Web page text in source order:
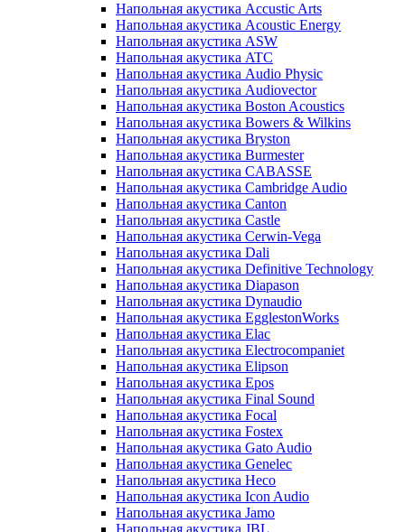
Напольная акустика Accustic Arts
Напольная акустика Acoustic Energy
Напольная акустика ASW
Напольная акустика ATC
Напольная акустика Audio Physic
Напольная акустика Audiovector
Напольная акустика Boston Acoustics
Напольная акустика Bowers & Wilkins
Напольная акустика Bryston
Напольная акустика Burmester
Напольная акустика CABASSE
Напольная акустика Cambridge Audio
Напольная акустика Canton
Напольная акустика Castle
Напольная акустика Cerwin-Vega
Напольная акустика Dali
Напольная акустика Definitive Technology
Напольная акустика Diapason
Напольная акустика Dynaudio
Напольная акустика EgglestonWorks
Напольная акустика Elac
Напольная акустика Electrocompaniet
Напольная акустика Elipson
Напольная акустика Epos
Напольная акустика Final Sound
Напольная акустика Focal
Напольная акустика Fostex
Напольная акустика Gato Audio
Напольная акустика Genelec
Напольная акустика Heco
Напольная акустика Icon Audio
Напольная акустика Jamo